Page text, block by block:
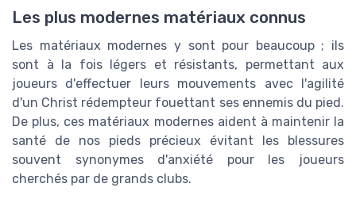
Les plus modernes matériaux connus
Les matériaux modernes y sont pour beaucoup ; ils
sont à la fois légers et résistants, permettant aux
joueurs d'effectuer leurs mouvements avec l'agilité
d'un Christ rédempteur fouettant ses ennemis du pied.
De plus, ces matériaux modernes aident à maintenir la
santé de nos pieds précieux évitant les blessures
souvent synonymes d'anxiété pour les joueurs
cherchés par de grands clubs.